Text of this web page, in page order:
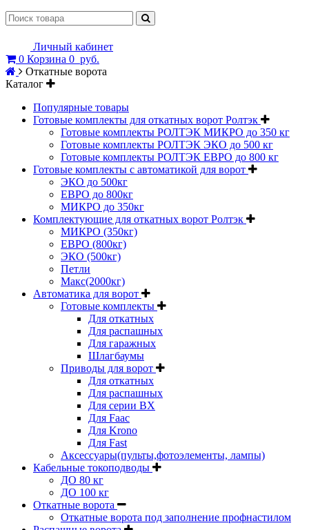
Личный кабинет
0 Корзина 0 руб.
Откатные ворота
Каталог
Популярные товары
Готовые комплекты для откатных ворот Ролтэк
Готовые комплекты РОЛТЭК МИКРО до 350 кг
Готовые комплекты РОЛТЭК ЭКО до 500 кг
Готовые комплекты РОЛТЭК ЕВРО до 800 кг
Готовые комплекты с автоматикой для ворот
ЭКО до 500кг
ЕВРО до 800кг
МИКРО до 350кг
Комплектующие для откатных ворот Ролтэк
МИКРО (350кг)
ЕВРО (800кг)
ЭКО (500кг)
Петли
Макс(2000кг)
Автоматика для ворот
Готовые комплекты
Для откатных
Для распашных
Для гаражных
Шлагбаумы
Приводы для ворот
Для откатных
Для распашных
Для серии BX
Для Faac
Для Krono
Для Fast
Аксессуары(пульты,фотоэлементы, лампы)
Кабельные токоподводы
ДО 80 кг
ДО 100 кг
Откатные ворота
Откатные ворота под заполнение профнастилом